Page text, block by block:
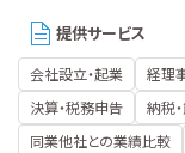
提供サービス
会社設立・起業 経理
決算・税務申告
納税
同業他社との業績比較